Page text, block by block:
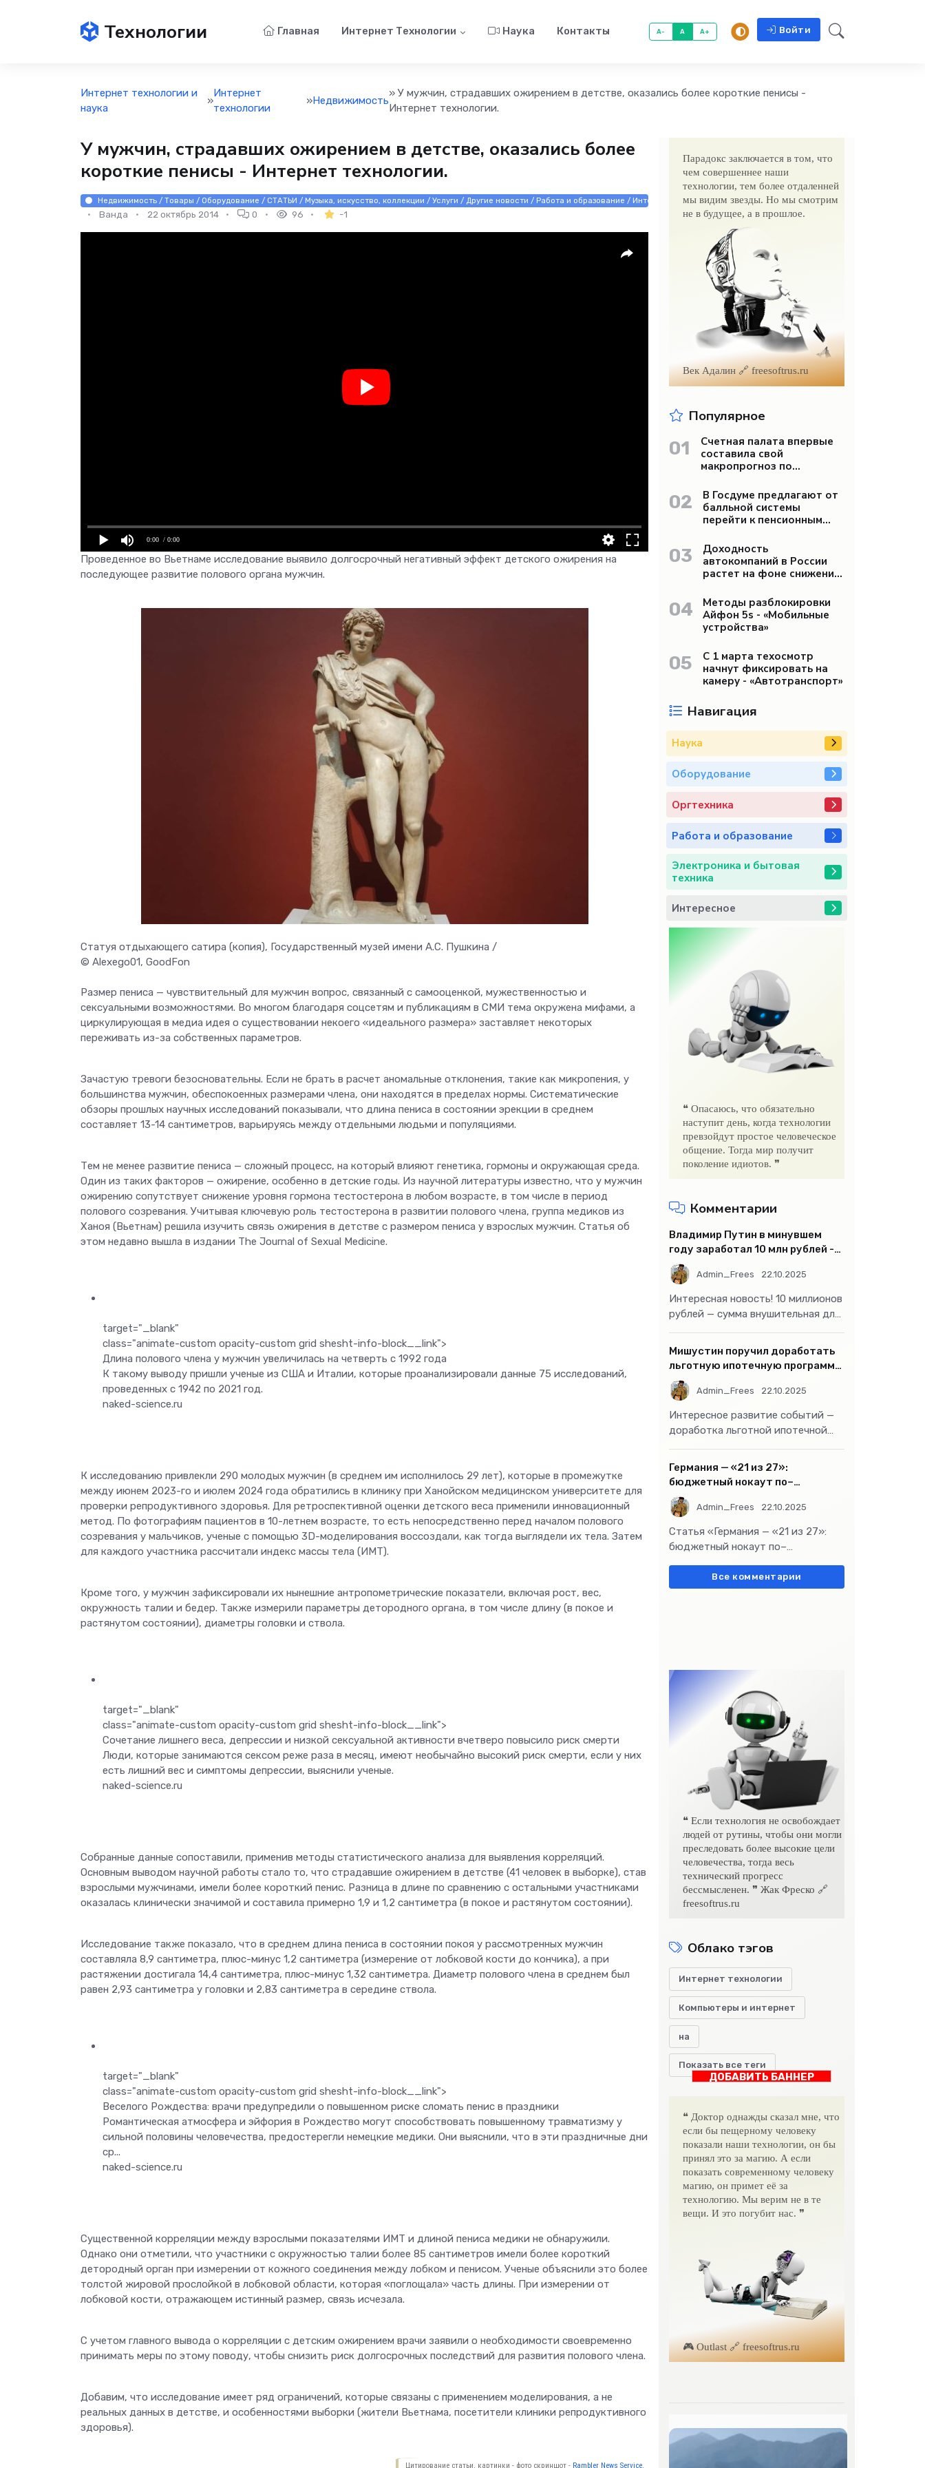
Технологии Главная Интернет Технологии Наука Контакты A- A A+ Войти
Интернет технологии и
наука
»
Интернет
технологии
»Недвижимость
» У мужчин, страдавших ожирением в детстве, оказались более короткие пенисы -
Интернет технологии.
У мужчин, страдавших ожирением в детстве, оказались более
короткие пенисы - Интернет технологии.
Недвижимость / Товары / Оборудование / СТАТЬИ / Музыка, искусство, коллекции / Услуги / Другие новости / Работа и образование / Интернет технологии
Ванда 22 октябрь 2014 0 96 -1
0:00 / 0:00
Проведенное во Вьетнаме исследование выявило долгосрочный негативный эффект детского ожирения на
последующее развитие полового органа мужчин.
Статуя отдыхающего сатира (копия), Государственный музей имени А.С. Пушкина /
© Alexego01, GoodFon
Размер пениса — чувствительный для мужчин вопрос, связанный с самооценкой, мужественностью и
сексуальными возможностями. Во многом благодаря соцсетям и публикациям в СМИ тема окружена мифами, а
циркулирующая в медиа идея о существовании некоего «идеального размера» заставляет некоторых
переживать из-за собственных параметров.
Зачастую тревоги безосновательны. Если не брать в расчет аномальные отклонения, такие как микропения, у
большинства мужчин, обеспокоенных размерами члена, они находятся в пределах нормы. Систематические
обзоры прошлых научных исследований показывали, что длина пениса в состоянии эрекции в среднем
составляет 13-14 сантиметров, варьируясь между отдельными людьми и популяциями.
Тем не менее развитие пениса — сложный процесс, на который влияют генетика, гормоны и окружающая среда.
Один из таких факторов — ожирение, особенно в детские годы. Из научной литературы известно, что у мужчин
ожирению сопутствует снижение уровня гормона тестостерона в любом возрасте, в том числе в период
полового созревания. Учитывая ключевую роль тестостерона в развитии полового члена, группа медиков из
Ханоя (Вьетнам) решила изучить связь ожирения в детстве с размером пениса у взрослых мужчин. Статья об
этом недавно вышла в издании The Journal of Sexual Medicine.
target="_blank"
class="animate-custom opacity-custom grid shesht-info-block__link">
Длина полового члена у мужчин увеличилась на четверть с 1992 года
К такому выводу пришли ученые из США и Италии, которые проанализировали данные 75 исследований,
проведенных с 1942 по 2021 год.
naked-science.ru
К исследованию привлекли 290 молодых мужчин (в среднем им исполнилось 29 лет), которые в промежутке
между июнем 2023-го и июлем 2024 года обратились в клинику при Ханойском медицинском университете для
проверки репродуктивного здоровья. Для ретроспективной оценки детского веса применили инновационный
метод. По фотографиям пациентов в 10-летнем возрасте, то есть непосредственно перед началом полового
созревания у мальчиков, ученые с помощью 3D-моделирования воссоздали, как тогда выглядели их тела. Затем
для каждого участника рассчитали индекс массы тела (ИМТ).
Кроме того, у мужчин зафиксировали их нынешние антропометрические показатели, включая рост, вес,
окружность талии и бедер. Также измерили параметры детородного органа, в том числе длину (в покое и
растянутом состоянии), диаметры головки и ствола.
target="_blank"
class="animate-custom opacity-custom grid shesht-info-block__link">
Сочетание лишнего веса, депрессии и низкой сексуальной активности вчетверо повысило риск смерти
Люди, которые занимаются сексом реже раза в месяц, имеют необычайно высокий риск смерти, если у них
есть лишний вес и симптомы депрессии, выяснили ученые.
naked-science.ru
Собранные данные сопоставили, применив методы статистического анализа для выявления корреляций.
Основным выводом научной работы стало то, что страдавшие ожирением в детстве (41 человек в выборке), став
взрослыми мужчинами, имели более короткий пенис. Разница в длине по сравнению с остальными участниками
оказалась клинически значимой и составила примерно 1,9 и 1,2 сантиметра (в покое и растянутом состоянии).
Исследование также показало, что в среднем длина пениса в состоянии покоя у рассмотренных мужчин
составляла 8,9 сантиметра, плюс-минус 1,2 сантиметра (измерение от лобковой кости до кончика), а при
растяжении достигала 14,4 сантиметра, плюс-минус 1,32 сантиметра. Диаметр полового члена в среднем был
равен 2,93 сантиметра у головки и 2,83 сантиметра в середине ствола.
target="_blank"
class="animate-custom opacity-custom grid shesht-info-block__link">
Веселого Рождества: врачи предупредили о повышенном риске сломать пенис в праздники
Романтическая атмосфера и эйфория в Рождество могут способствовать повышенному травматизму у
сильной половины человечества, предостерегли немецкие медики. Они выяснили, что в эти праздничные дни
ср...
naked-science.ru
Существенной корреляции между взрослыми показателями ИМТ и длиной пениса медики не обнаружили.
Однако они отметили, что участники с окружностью талии более 85 сантиметров имели более короткий
детородный орган при измерении от кожного соединения между лобком и пенисом. Ученые объяснили это более
толстой жировой прослойкой в лобковой области, которая «поглощала» часть длины. При измерении от
лобковой кости, отражающем истинный размер, связь исчезала.
С учетом главного вывода о корреляции с детским ожирением врачи заявили о необходимости своевременно
принимать меры по этому поводу, чтобы снизить риск долгосрочных последствий для развития полового члена.
Добавим, что исследование имеет ряд ограничений, которые связаны с применением моделирования, а не
реальных данных в детстве, и особенностями выборки (жители Вьетнама, посетители клиники репродуктивного
здоровья).
Цитирование статьи, картинки - фото скриншот - Rambler News Service.
Парадокс заключается в том, что
чем совершеннее наши
технологии, тем более отдаленней
мы видим звезды. Но мы смотрим
не в будущее, а в прошлое.
Век Адалин 🔗 freesoftrus.ru
Популярное
01
Счетная палата впервые
составила свой
макропрогноз по
«Бизнес»
02
В Госдуме предлагают от
балльной системы
перейти к пенсионным
03
Доходность
автокомпаний в России
растет на фоне снижения
04
Методы разблокировки
Айфон 5s - «Мобильные
устройства»
05
С 1 марта техосмотр
начнут фиксировать на
камеру - «Автотранспорт»
Навигация
Наука
Оборудование
Оргтехника
Работа и образование
Электроника и бытовая
техника
Интересное
❝ Опасаюсь, что обязательно
наступит день, когда технологии
превзойдут простое человеческое
общение. Тогда мир получит
поколение идиотов. ❞
Комментарии
Владимир Путин в минувшем
году заработал 10 млн рублей -
«Бизнес»
Admin_Frees 22.10.2025
Интересная новость! 10 миллионов
рублей — сумма внушительная для
не
Мишустин поручил доработать
льготную ипотечную программу
- «Бизнес»
Admin_Frees 22.10.2025
Интересное развитие событий —
доработка льготной ипотечной
стать
Германия — «21 из 27»:
бюджетный нокаут по–
европейски
Admin_Frees 22.10.2025
Статья «Германия — «21 из 27»:
бюджетный нокаут по–
подчеркивает остроту
Все комментарии
❝ Если технология не освобождает
людей от рутины, чтобы они могли
преследовать более высокие цели
человечества, тогда весь
технический прогресс
бессмысленен. ❞ Жак Фреско 🔗
freesoftrus.ru
Облако тэгов
Интернет технологии
Компьютеры и интернет
на
Показать все теги
ДОБАВИТЬ БАННЕР
❝ Доктор однажды сказал мне, что
если бы пещерному человеку
показали наши технологии, он бы
принял это за магию. А если
показать современному человеку
магию, он примет её за
технологию. Мы верим не в те
вещи. И это погубит нас. ❞
🎮 Outlast 🔗 freesoftrus.ru